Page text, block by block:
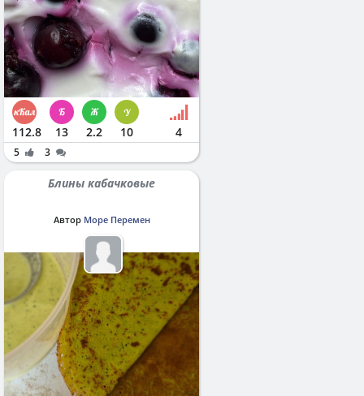
112.8 13 2.2 10 4
5 3
Блины кабачковые
Автор Море Перемен